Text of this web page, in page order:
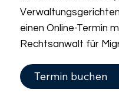
einen Online-Termin
Rechtsanwalt für
Termin buchen